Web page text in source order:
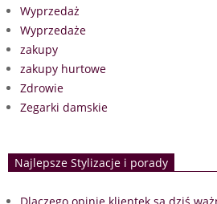
Wyprzedaż
Wyprzedaże
zakupy
zakupy hurtowe
Zdrowie
Zegarki damskie
Najlepsze Stylizacje i porady
Dlaczego opinie klientek są dziś